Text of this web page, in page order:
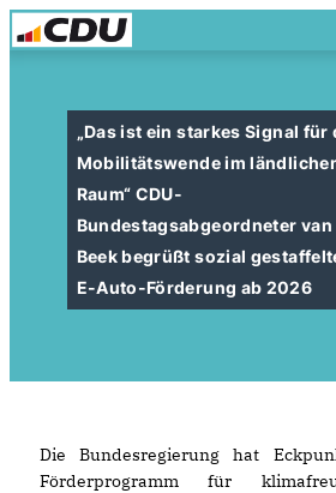
Das ist ein starkes Signal für
Mobilitätswende im
Raum“ CDU-
Bundestagsabgeordneter van
Beek begrüßt sozial
E-Auto-Förderung ab 2026
Die Bundesregierung hat
Förderprogramm für